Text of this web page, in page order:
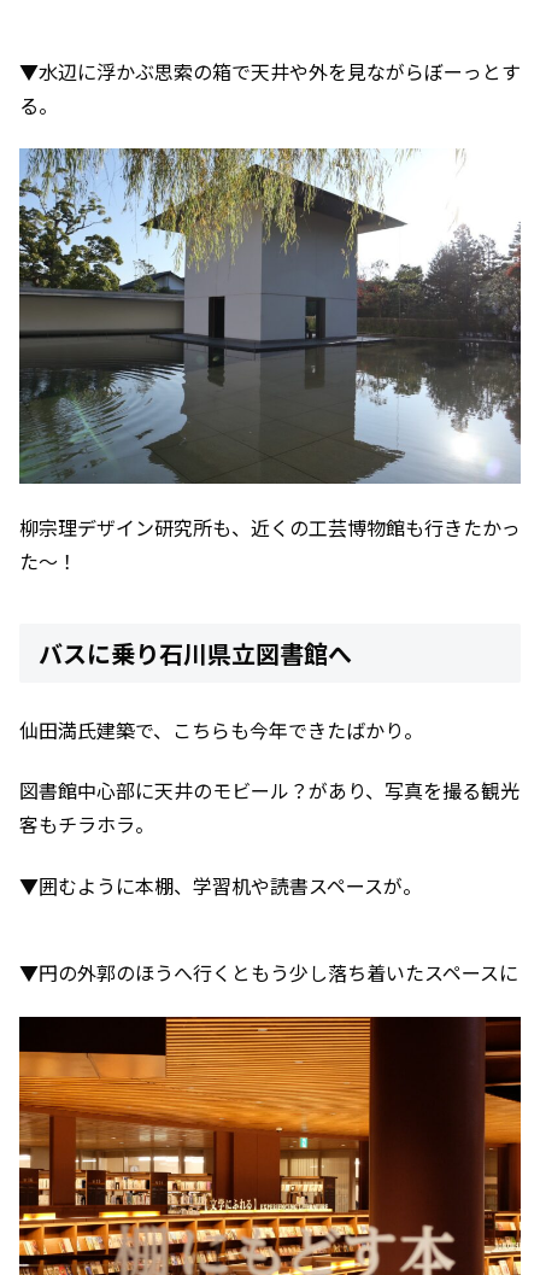
▼水辺に浮かぶ思索の箱で天井や外を見ながらぼーっとす
る。
柳宗理デザイン研究所も、近くの工芸博物館も行きたかっ
た～！
バスに乗り石川県立図書館へ
仙田満氏建築で、こちらも今年できたばかり。
図書館中心部に天井のモビール？があり、写真を撮る観光
客もチラホラ。
▼囲むように本棚、学習机や読書スペースが。
▼円の外郭のほうへ行くともう少し落ち着いたスペースに